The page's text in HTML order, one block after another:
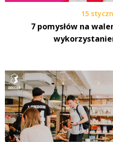
15
7 pomysłów na